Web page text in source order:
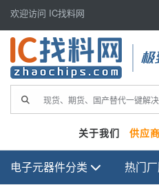
欢迎访问 IC找料网
极
关于我们 供应
电子元器件分类 热门